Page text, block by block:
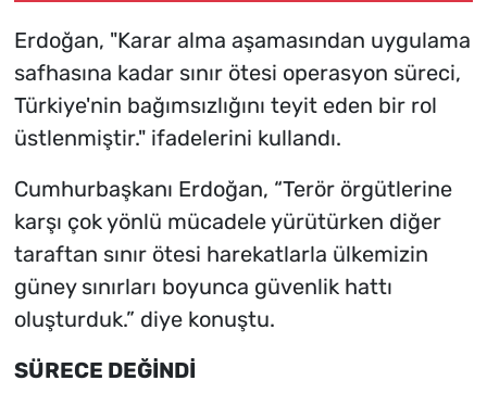
Erdoğan, "Karar alma aşamasından uygulama
safhasına kadar sınır ötesi operasyon süreci,
Türkiye'nin bağımsızlığını teyit eden bir rol
üstlenmiştir." ifadelerini kullandı.
Cumhurbaşkanı Erdoğan, “Terör örgütlerine
karşı çok yönlü mücadele yürütürken diğer
taraftan sınır ötesi harekatlarla ülkemizin
güney sınırları boyunca güvenlik hattı
oluşturduk.” diye konuştu.
SÜRECE DEĞİNDİ